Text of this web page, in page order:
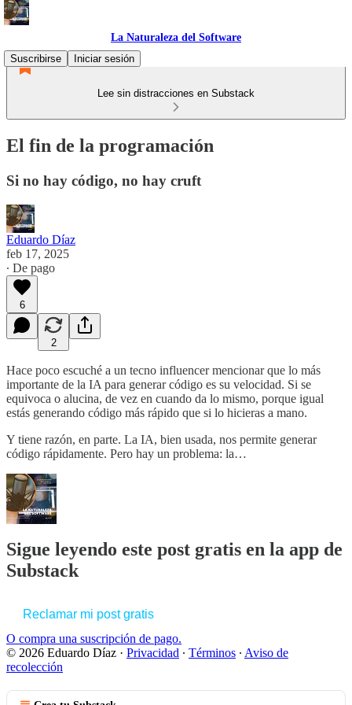
La Naturaleza del Software
Suscribirse
Iniciar sesión
Lee sin distracciones en Substack
El fin de la programación
Si no hay código, no hay cruft
Eduardo Díaz
feb 17, 2025
∙ De pago
6
2
Hace poco escuché a un tecno influencer mencionar que lo más
importante de la IA para generar código es su velocidad. Si se
equivoca o alucina, de vez en cuando da lo mismo, porque igual
estás generando código más rápido que si lo hicieras a mano.
Y tiene razón, en parte. La IA, bien usada, nos permite generar
código rápidamente. Pero hay un problema: la…
Sigue leyendo este post gratis en la app de
Substack
Reclamar mi post gratis
O compra una suscripción de pago.
© 2026 Eduardo Díaz · Privacidad ∙ Términos ∙ Aviso de
recolección